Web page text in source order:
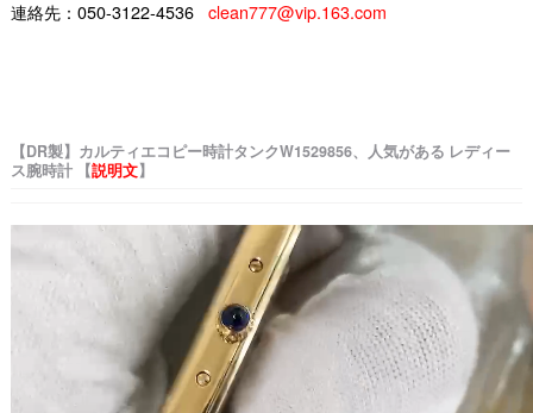
連絡先： 050-3122-4536 clean777@vip.163.com
【DR製】カルティエコピー時計タンクW1529856、人気がある レディー
ス腕時計 【説明文】